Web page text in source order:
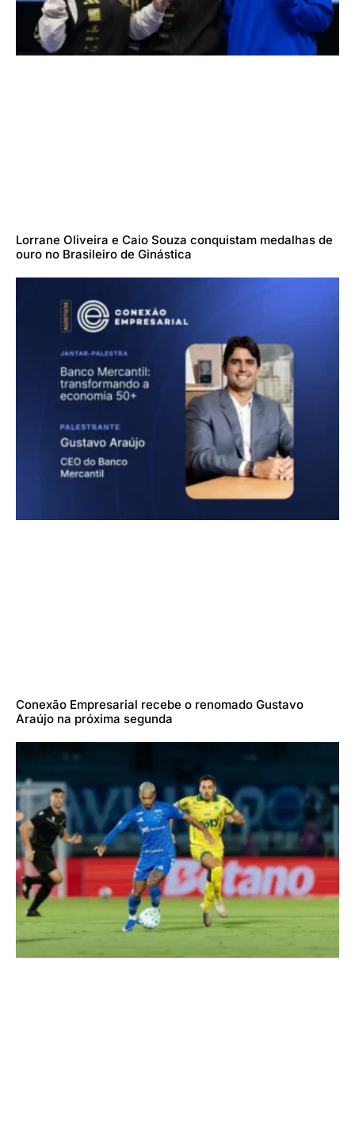
Lorrane Oliveira e Caio Souza conquistam medalhas de
ouro no Brasileiro de Ginástica
Conexão Empresarial recebe o renomado Gustavo
Araújo na próxima segunda